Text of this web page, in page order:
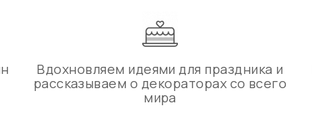
Вдохновляем идеями для праздника и
рассказываем о декораторах со всего
мира